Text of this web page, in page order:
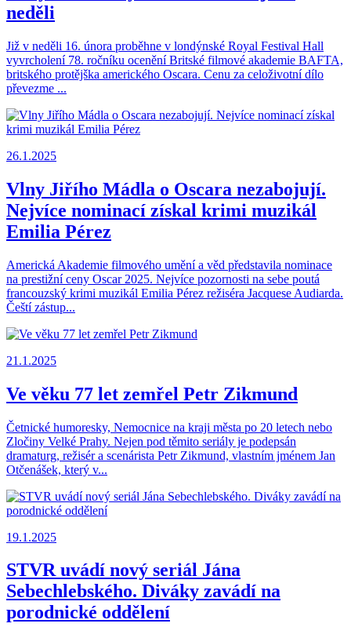
neděli
Již v neděli 16. února proběhne v londýnské Royal Festival Hall
vyvrcholení 78. ročníku ocenění Britské filmové akademie BAFTA,
britského protějška amerického Oscara. Cenu za celoživotní dílo
převezme ...
26.1.2025
Vlny Jiřího Mádla o Oscara nezabojují.
Nejvíce nominací získal krimi muzikál
Emilia Pérez
Americká Akademie filmového umění a věd představila nominace
na prestižní ceny Oscar 2025. Nejvíce pozornosti na sebe poutá
francouzský krimi muzikál Emilia Pérez režiséra Jacquese Audiarda.
Čeští zástup...
21.1.2025
Ve věku 77 let zemřel Petr Zikmund
Četnické humoresky, Nemocnice na kraji města po 20 letech nebo
Zločiny Velké Prahy. Nejen pod těmito seriály je podepsán
dramaturg, režisér a scenárista Petr Zikmund, vlastním jménem Jan
Otčenášek, který v...
19.1.2025
STVR uvádí nový seriál Jána
Sebechlebského. Diváky zavádí na
porodnické oddělení